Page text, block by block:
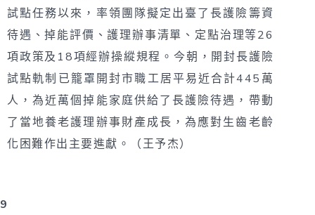
試點任務以來，率領團隊擬定出臺了長護險籌資
待遇、掉能評價、護理辦事清單、定點治理等26
項政策及18項經辦操縱規程。今朝，開封長護險
試點軌制已籠罩開封市職工居平易近合計445萬
人，為近萬個掉能家庭供給了長護險待遇，帶動
了當地養老護理辦事財產成長，為應對生齒老齡
化困難作出主要進獻。（王予杰）
9